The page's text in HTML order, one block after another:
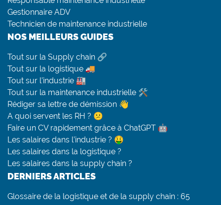
Gestionnaire ADV
Technicien de maintenance industrielle
NOS MEILLEURS GUIDES
Tout sur la Supply chain 🔗
Tout sur la logistique 🚚
Tout sur l’industrie 🏭
Tout sur la maintenance industrielle 🛠
Rédiger sa lettre de démission 👋
A quoi servent les RH ? 😕
Faire un CV rapidement grâce à ChatGPT 🤖
Les salaires dans l’industrie ? 🤑
Les salaires dans la logistique ?
Les salaires dans la supply chain ?
DERNIERS ARTICLES
Glossaire de la logistique et de la supply chain : 65